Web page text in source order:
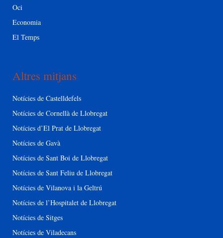
Oci
Economia
El Temps
Altres mitjans
Notícies de Castelldefels
Notícies de Cornellà de Llobregat
Notícies d’El Prat de Llobregat
Notícies de Gavà
Notícies de Sant Boi de Llobregat
Notícies de Sant Feliu de Llobregat
Notícies de Vilanova i la Geltrú
Notícies de l’Hospitalet de Llobregat
Notícies de Sitges
Notícies de Viladecans